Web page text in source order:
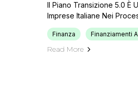
Il Piano Transizione 5.0 È
Imprese Italiane Nei
Finanza Finanziamenti
Read More